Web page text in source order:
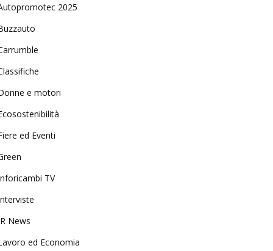
2025
e motori
ed Eventi
TV
News
ed Economia